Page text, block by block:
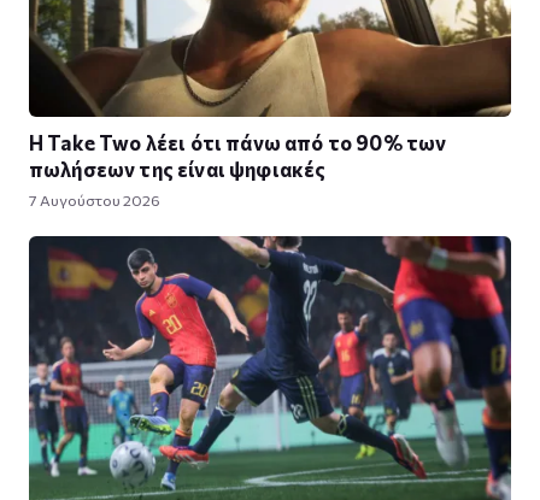
Η Take Twο λέει ότι πάνω από το 90% των
πωλήσεων της είναι ψηφιακές
7 Αυγούστου 2026